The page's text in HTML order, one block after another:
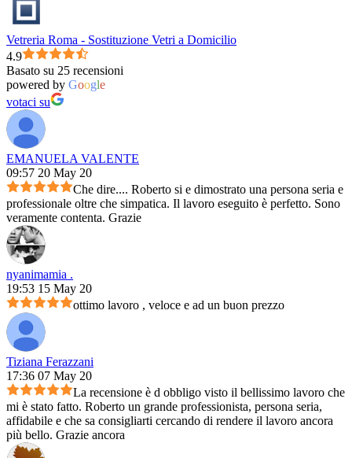
Vetreria Roma - Sostituzione Vetri a Domicilio
4.9
Basato su 25 recensioni
powered by Google
votaci su
EMANUELA VALENTE
09:57 20 May 20
Che dire.... Roberto si e dimostrato una persona seria e
professionale oltre che simpatica. Il lavoro eseguito è perfetto. Sono
veramente contenta. Grazie
nyanimamia .
19:53 15 May 20
ottimo lavoro , veloce e ad un buon prezzo
Tiziana Ferazzani
17:36 07 May 20
La recensione è d obbligo visto il bellissimo lavoro che
mi è stato fatto. Roberto un grande professionista, persona seria,
affidabile e che sa consigliarti cercando di rendere il lavoro ancora
più bello. Grazie ancora